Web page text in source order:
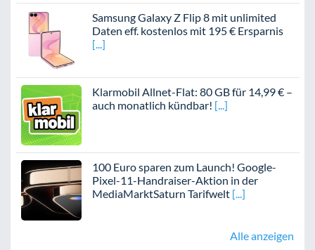
Samsung Galaxy Z Flip 8 mit unlimited
Daten eff. kostenlos mit 195 € Ersparnis
Klarmobil Allnet-Flat: 80 GB für 14,99 € –
auch monatlich kündbar!
100 Euro sparen zum Launch! Google-
Pixel-11-Handraiser-Aktion in der
MediaMarktSaturn Tarifwelt
Alle anzeigen